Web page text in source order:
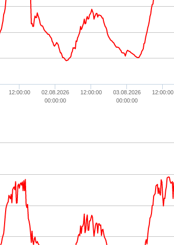
12:00:00
02.08.2026
00:00:00
12:00:00
03.08.2026
00:00:00
12:00:00